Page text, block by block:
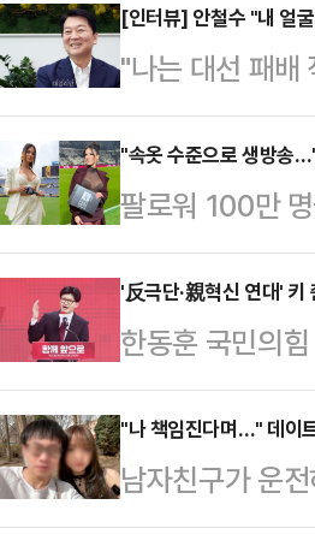
필요성이 대두
수가 될 수 있어
다. 출마를 선언
은 인적 쇄신을
널'에 출연해 입
고 밝…
[인터뷰] 안철수 "내 얼
"나는 대선 패배
과오'에서 어느
소신파 안철수
성은 없는 지를
상계엄에 반대
대선 참패가 확
스러운 특검 정
이번 전당대회…
"속옷 수준으로 생방송
팔로워 100만
나의 과한 노출
에 따르면 엘레
스타디움에서
착용했다.공개
트와 브라톱 차
셜미디어(SNS)
태의 상의 차림
'反극단·親혁신 연대'
한동훈 국민의
당권 도전을 선
표의 역할이 적
문수 전 대선 후
가능성이 있는
"나 책임진다며…" 데이
남자친구가 운
을 받은 가운데,